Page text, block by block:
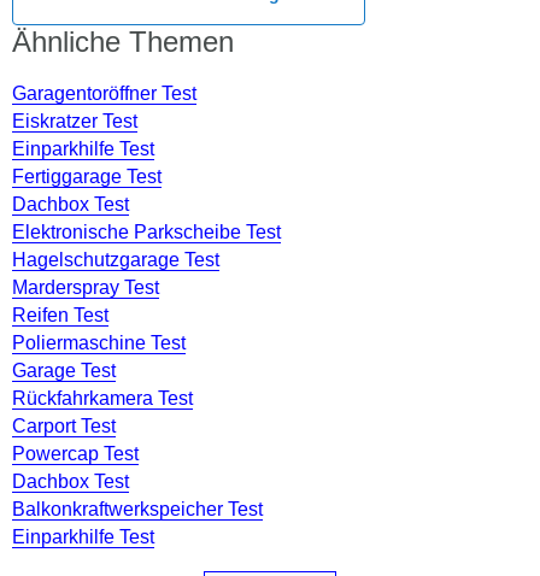
Ähnliche Themen
Garagentoröffner Test
Eiskratzer Test
Einparkhilfe Test
Fertiggarage Test
Dachbox Test
Elektronische Parkscheibe Test
Hagelschutzgarage Test
Marderspray Test
Reifen Test
Poliermaschine Test
Garage Test
Rückfahrkamera Test
Carport Test
Powercap Test
Dachbox Test
Balkonkraftwerkspeicher Test
Einparkhilfe Test